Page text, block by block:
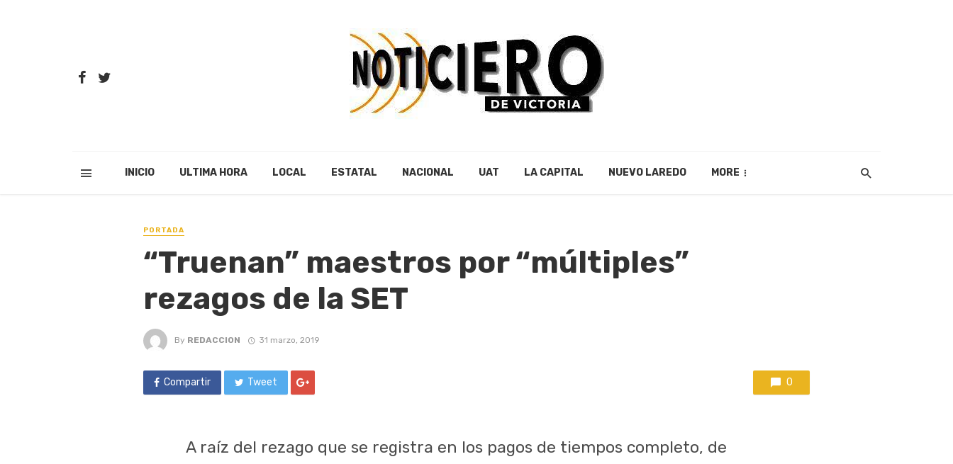
INICIO ULTIMA HORA LOCAL ESTATAL NACIONAL UAT LA CAPITAL NUEVO LAREDO MORE
PORTADA
“Truenan” maestros por “múltiples”
rezagos de la SET
By REDACCION 31 marzo, 2019
Compartir Tweet 0
A raíz del rezago que se registra en los pagos de tiempos completo, de